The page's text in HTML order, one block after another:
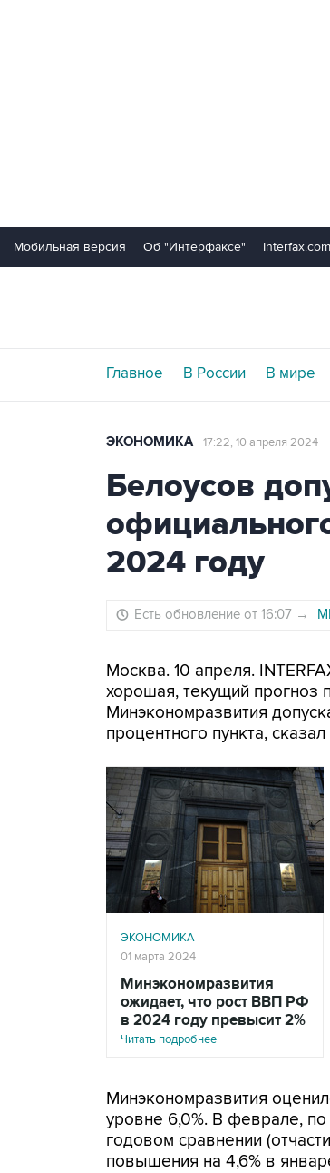
Мобильная версия Об "Интерфаксе" Interfax.com
Главное В России В мире
ЭКОНОМИКА 17:22, 10 апреля 2024
Белоусов
2024 году
Есть обновление от 16:07 →
Москва. 10 апреля.
хорошая, текущий прогноз
Минэкономразвития
процентного пункта,
ЭКОНОМИКА
01 марта 2024
Минэкономразвития
ожидает, что рост ВВП РФ
в 2024 году превысит 2%
Читать подробнее
Минэкономразвития
уровне 6,0%. В феврале,
годовом сравнении
повышения на 4,6% в